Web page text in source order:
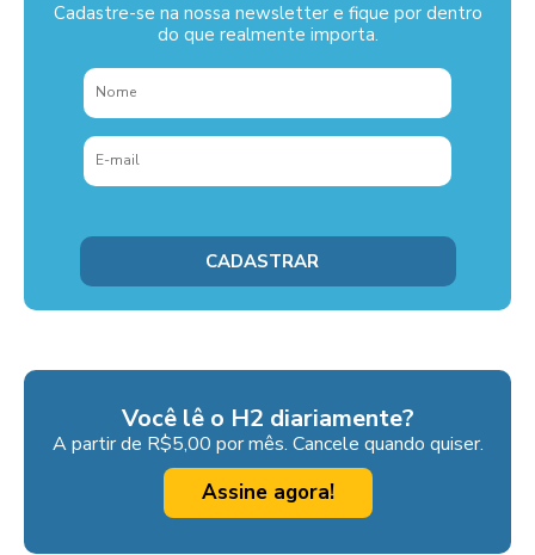
Cadastre-se na nossa newsletter e fique por dentro
do que realmente importa.
Você lê o H2 diariamente?
A partir de R$5,00 por mês. Cancele quando quiser.
Assine agora!